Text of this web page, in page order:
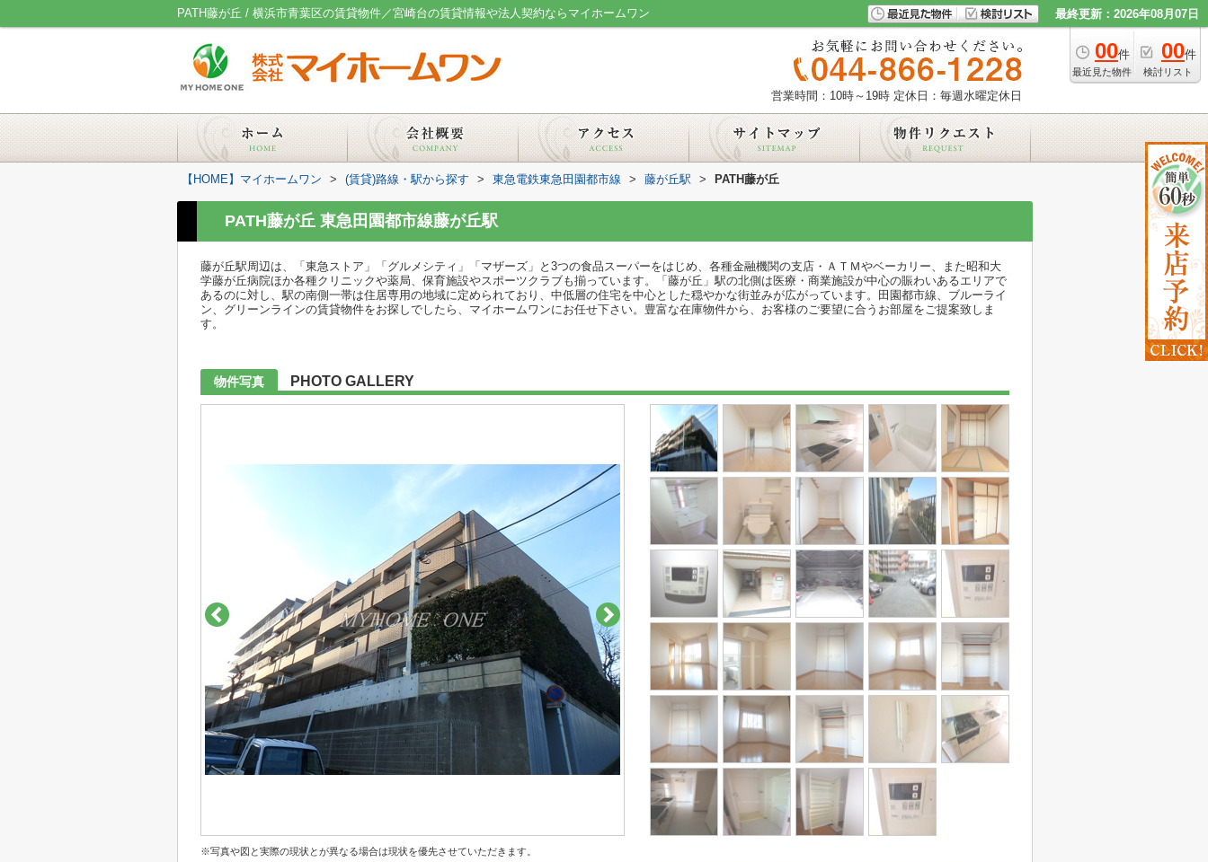
PATH藤が丘 / 横浜市青葉区の賃貸物件／宮崎台の賃貸情報や法人契約ならマイホームワン 最終更新：2026年08月07日
00件
最近見た物件
00件
検討リスト
営業時間：10時～19時 定休日：毎週水曜定休日
【HOME】マイホームワン > (賃貸)路線・駅から探す > 東急電鉄東急田園都市線 > 藤が丘駅 > PATH藤が丘
PATH藤が丘 東急田園都市線藤が丘駅
藤が丘駅周辺は、「東急ストア」「グルメシティ」「マザーズ」と3つの食品スーパーをはじめ、各種金融機関の支店・ＡＴＭやベーカリー、また昭和大
学藤が丘病院ほか各種クリニックや薬局、保育施設やスポーツクラブも揃っています。「藤が丘」駅の北側は医療・商業施設が中心の賑わいあるエリアで
あるのに対し、駅の南側一帯は住居専用の地域に定められており、中低層の住宅を中心とした穏やかな街並みが広がっています。田園都市線、ブルーライ
ン、グリーンラインの賃貸物件をお探しでしたら、マイホームワンにお任せ下さい。豊富な在庫物件から、お客様のご要望に合うお部屋をご提案致しま
す。
物件写真 PHOTO GALLERY
※写真や図と実際の現状とが異なる場合は現状を優先させていただきます。